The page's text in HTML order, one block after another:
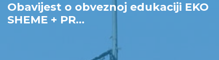
Obavijest o obveznoj edukaciji EKO
SHEME + PR...